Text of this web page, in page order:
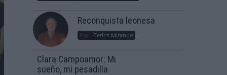
Reconquista leonesa
Por Carlos Miranda
Clara Campoamor: Mi
sueño, mi pesadilla